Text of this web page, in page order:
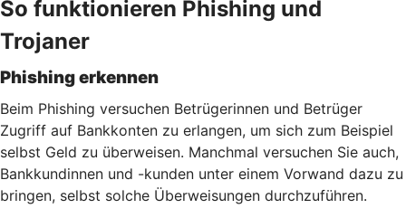
So funktionieren Phishing und
Trojaner
Phishing erkennen
Beim Phishing versuchen Betrügerinnen und Betrüger
Zugriff auf Bankkonten zu erlangen, um sich zum Beispiel
selbst Geld zu überweisen. Manchmal versuchen Sie auch,
Bankkundinnen und -kunden unter einem Vorwand dazu zu
bringen, selbst solche Überweisungen durchzuführen.